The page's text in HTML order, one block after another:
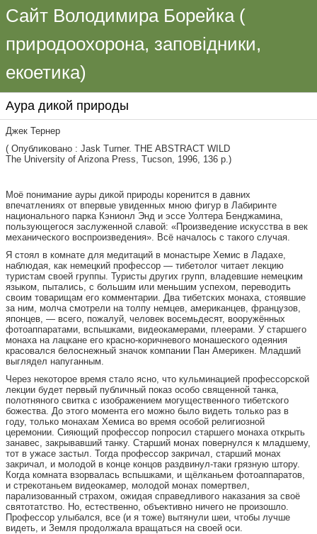
Сайт Володимира Борейка (
природоохорона, заповідники,
екоетика)
Аура дикой природы
Джек Тернер
( Опубликовано : Jask Turner. THE ABSTRACT WILD
The University of Arizona Press, Tucson, 1996, 136 p.)
Моё понимание ауры дикой природы коренится в давних
впечатлениях от впервые увиденных мною фигур в Лабиринте
национального парка Кэнионл Энд и эссе Уолтера Бенджамина,
пользующегося заслуженной славой: «Произведение искусства в век
механического воспроизведения». Всё началось с такого случая.
Я стоял в комнате для медитаций в монастыре Хемис в Ладахе,
наблюдая, как немецкий профессор — тибетолог читает лекцию
туристам своей группы. Туристы других групп, владевшие немецким
языком, пытались, с большим или меньшим успехом, переводить
своим товарищам его комментарии. Два тибетских монаха, стоявшие
за ним, молча смотрели на толпу немцев, американцев, французов,
японцев, — всего, пожалуй, человек восемьдесят, вооружённых
фотоаппаратами, вспышками, видеокамерами, плеерами. У старшего
монаха на лацкане его красно-коричневого монашеского одеяния
красовался белоснежный значок компании Пан Америкен. Младший
выглядел напуганным.
Через некоторое время стало ясно, что кульминацией профессорской
лекции будет первый публичный показ особо священной танка,
полотняного свитка с изображением могущественного тибетского
божества. До этого момента его можно было видеть только раз в
году, только монахам Хемиса во время особой религиозной
церемонии. Сияющий профессор попросил старшего монаха открыть
занавес, закрывавший танку. Старший монах повернулся к младшему,
тот в ужасе застыл. Тогда профессор закричал, старший монах
закричал, и молодой в конце концов раздвинул-таки грязную штору.
Когда комната взорвалась вспышками, и щёлканьем фотоаппаратов,
и стрекотаньем видеокамер, молодой монах помертвел,
парализованный страхом, ожидая справедливого наказания за своё
святотатство. Но, естественно, объективно ничего не произошло.
Профессор улыбался, все (и я тоже) вытянули шеи, чтобы лучше
видеть, и Земля продолжала вращаться на своей оси.